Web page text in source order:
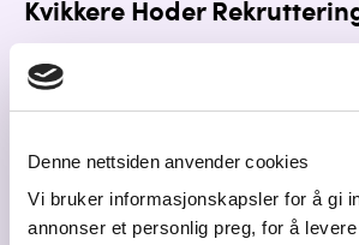
Denne nettsiden anvender cookies
Vi bruker informasjonskapsler for å gi
annonser et personlig preg, for å
Kvikkere Hoder
Postadresse
Storgata 5B, 2000 Lillestrøm